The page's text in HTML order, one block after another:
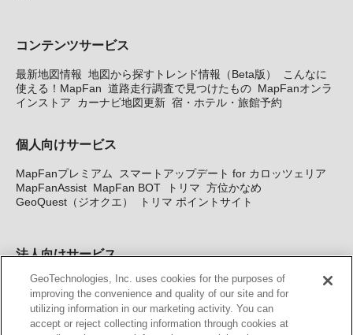
コンテンツサービス
最新地図情報 地図から探すトレンド情報（Beta版）
こんなに
使える！MapFan 道路走行調査で見つけたもの MapFanオンラ
インストア
カーナビ地図更新 宿・ホテル・旅館予約
個人向けサービス
MapFanプレミアム
スマートアップデート for カロッツェリア
MapFanAssist MapFan BOT トリマ 方位かなめ
GeoQuest（ジオクエ）
トリマ ポイントサイト
法人向けサービス
法人向け地図・位置情報サービス WEBサイト・システム向け地
図API Windows PC向け地図開発キット MapFan DB 住所確認
サービス
MAP WORLD+ トリマ広告 Geo-Research
GeoTechnologies, Inc. uses cookies for the purposes of
improving the convenience and quality of our site and for
utilizing information in our marketing activity. You can
accept or reject collecting information through cookies at